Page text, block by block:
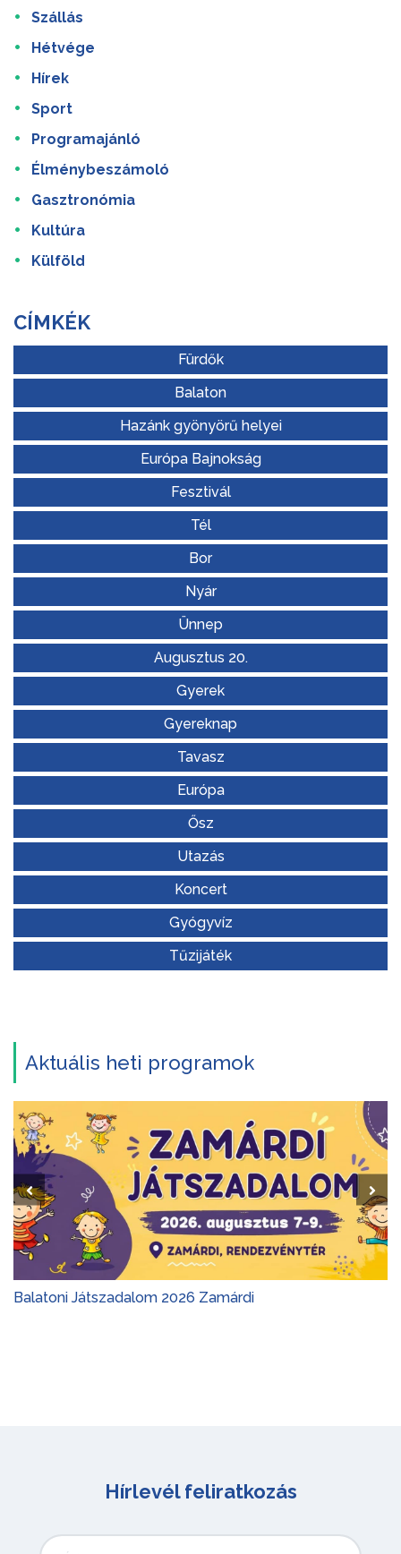
Szállás
Hétvége
Hírek
Sport
Programajánló
Élménybeszámoló
Gasztronómia
Kultúra
Külföld
CÍMKÉK
Fürdők
Balaton
Hazánk gyönyörű helyei
Európa Bajnokság
Fesztivál
Tél
Bor
Nyár
Ünnep
Augusztus 20.
Gyerek
Gyereknap
Tavasz
Európa
Ősz
Utazás
Koncert
Gyógyvíz
Tűzijáték
Aktuális heti programok
Balatoni Játszadalom 2026 Zamárdi
Hírlevél feliratkozás